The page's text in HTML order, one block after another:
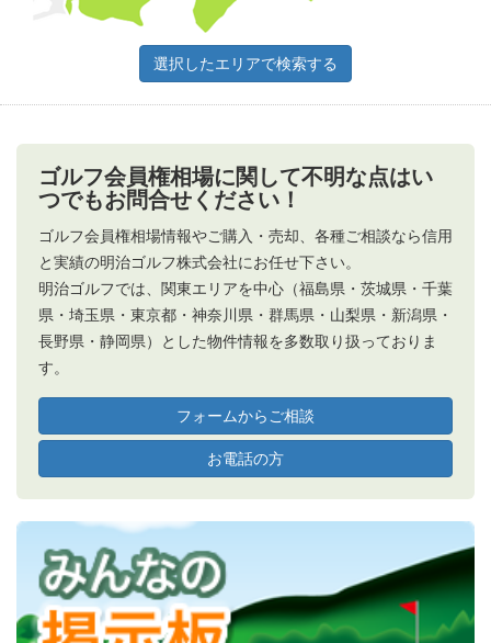
ゴルフ会員権相場に関して不明な点はい
つでもお問合せください！
ゴルフ会員権相場情報やご購入・売却、各種ご相談なら信用
と実績の明治ゴルフ株式会社にお任せ下さい。
明治ゴルフでは、関東エリアを中心（福島県・茨城県・千葉
県・埼玉県・東京都・神奈川県・群馬県・山梨県・新潟県・
長野県・静岡県）とした物件情報を多数取り扱っておりま
す。
フォームからご相談
お電話の方